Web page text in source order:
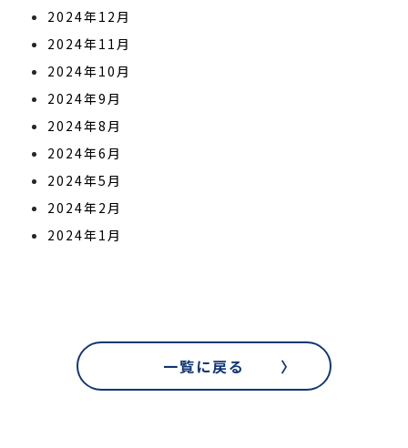
2024年12月
2024年11月
2024年10月
2024年9月
2024年8月
2024年6月
2024年5月
2024年2月
2024年1月
一覧に戻る